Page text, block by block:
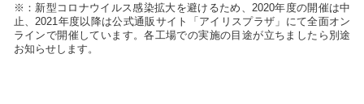
※：新型コロナウイルス感染拡大を避けるため、2020年度の開催は中
止、2021年度以降は公式通販サイト「アイリスプラザ」にて全面オン
ラインで開催しています。各工場での実施の目途が立ちましたら別途
お知らせします。